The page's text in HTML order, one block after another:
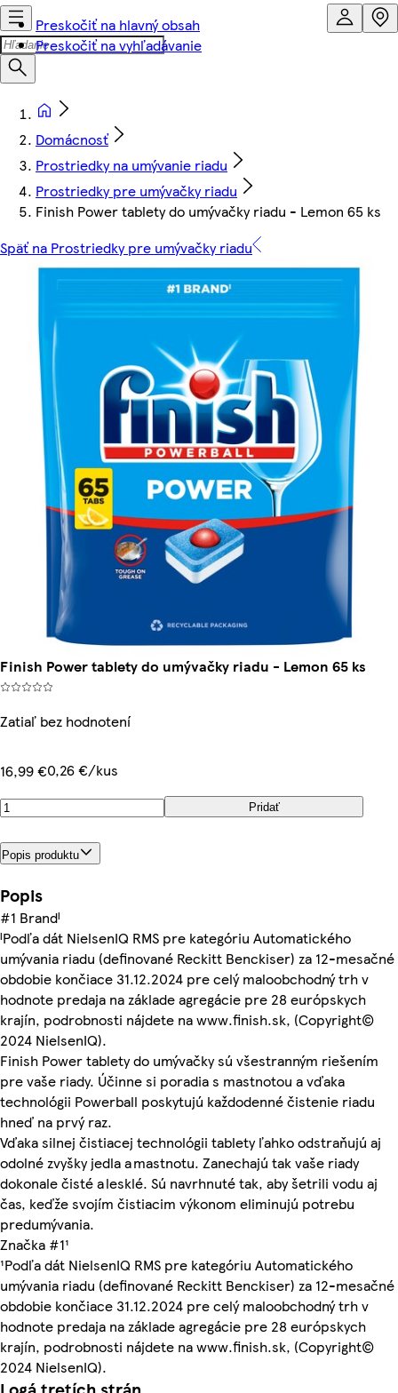
Preskočiť na hlavný obsah
Preskočiť na vyhľadávanie
Domácnosť
Prostriedky na umývanie riadu
Prostriedky pre umývačky riadu
Finish Power tablety do umývačky riadu - Lemon 65 ks
Späť na Prostriedky pre umývačky riadu
Finish Power tablety do umývačky riadu - Lemon 65 ks
Zatiaľ bez hodnotení
16,99 €0,26 €/kus
Pridať
Popis produktu
Popis
#1 Brandᴵ
ᴵPodľa dát NielsenIQ RMS pre kategóriu Automatického
umývania riadu (definované Reckitt Benckiser) za 12-mesačné
obdobie končiace 31.12.2024 pre celý maloobchodný trh v
hodnote predaja na základe agregácie pre 28 európskych
krajín, podrobnosti nájdete na www.finish.sk, (Copyright©
2024 NielsenIQ).
Finish Power tablety do umývačky sú všestranným riešením
pre vaše riady. Účinne si poradia s mastnotou a vďaka
technológii Powerball poskytujú každodenné čistenie riadu
hneď na prvý raz.
Vďaka silnej čistiacej technológii tablety ľahko odstraňujú aj
odolné zvyšky jedla a mastnotu. Zanechajú tak vaše riady
dokonale čisté a lesklé. Sú navrhnuté tak, aby šetrili vodu aj
čas, keďže svojím čistiacim výkonom eliminujú potrebu
predumývania.
Značka #1¹
¹Podľa dát NielsenIQ RMS pre kategóriu Automatického
umývania riadu (definované Reckitt Benckiser) za 12-mesačné
obdobie končiace 31.12.2024 pre celý maloobchodný trh v
hodnote predaja na základe agregácie pre 28 európskych
krajín, podrobnosti nájdete na www.finish.sk, (Copyright©
2024 NielsenIQ).